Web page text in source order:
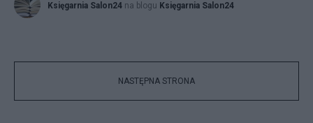
Księgarnia Salon24 na blogu Księgarnia Salon24
NASTĘPNA STRONA